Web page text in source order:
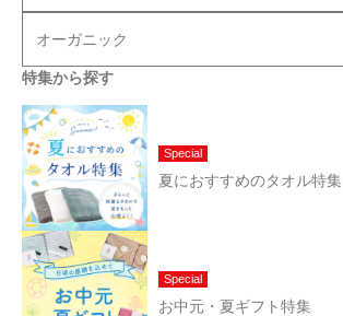
オーガニック
特集から探す
Special
夏におすすめのタオル特集
Special
お中元・夏ギフト特集